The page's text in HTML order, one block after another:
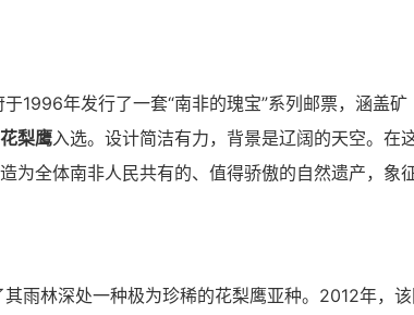
1996年发行了一套“南非的瑰宝”系列邮票，涵盖矿
花梨鹰入选。设计简洁有力，背景是辽阔的天空。在
为全体南非人民共有的、值得骄傲的自然遗产，象
雨林深处一种极为珍稀的花梨鹰亚种。2012年，该